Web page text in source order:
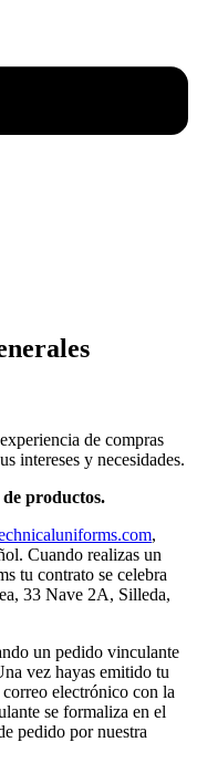
de compras
intereses y necesidades.
productos.
,
Cuando realizas un
tu contrato se celebra
33 Nave 2A, Silleda,
un pedido vinculante
vez hayas emitido tu
electrónico con la
se formaliza en el
pedido por nuestra